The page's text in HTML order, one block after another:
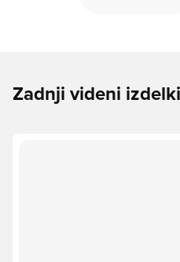
Zadnji videni izdelki